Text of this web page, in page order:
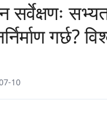
सर्वेक्षणः
गर्छ?
10